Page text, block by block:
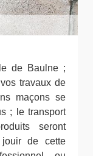
de Baulne ;
travaux de
maçons se
; le transport
seront
jouir de cette